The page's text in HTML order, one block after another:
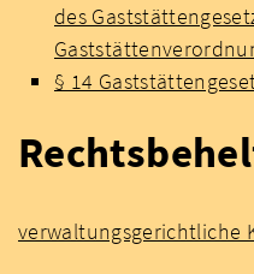
des
§ 14
verwaltungsgerichtliche